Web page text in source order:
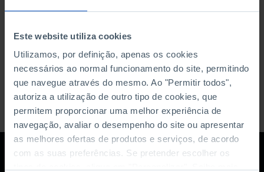
Este website utiliza cookies
Utilizamos, por definição, apenas os cookies
necessários ao normal funcionamento do site, permitindo
que navegue através do mesmo. Ao "Permitir todos",
autoriza a utilização de outro tipo de cookies, que
permitem proporcionar uma melhor experiência de
navegação, avaliar o desempenho do site ou apresentar
as melhores ofertas de produtos e serviços, de acordo
com as suas preferências. Se pretender escolher os